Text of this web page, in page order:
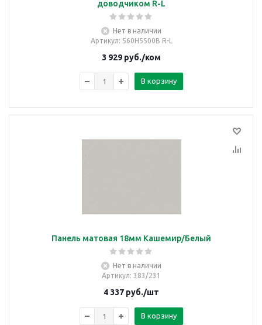
доводчиком R-L
Нет в наличии
Артикул: 560Н5500B R-L
3 929 руб./ком
В корзину
Панель матовая 18мм Кашемир/Белый
Нет в наличии
Артикул: 383/231
4 337 руб./шт
В корзину